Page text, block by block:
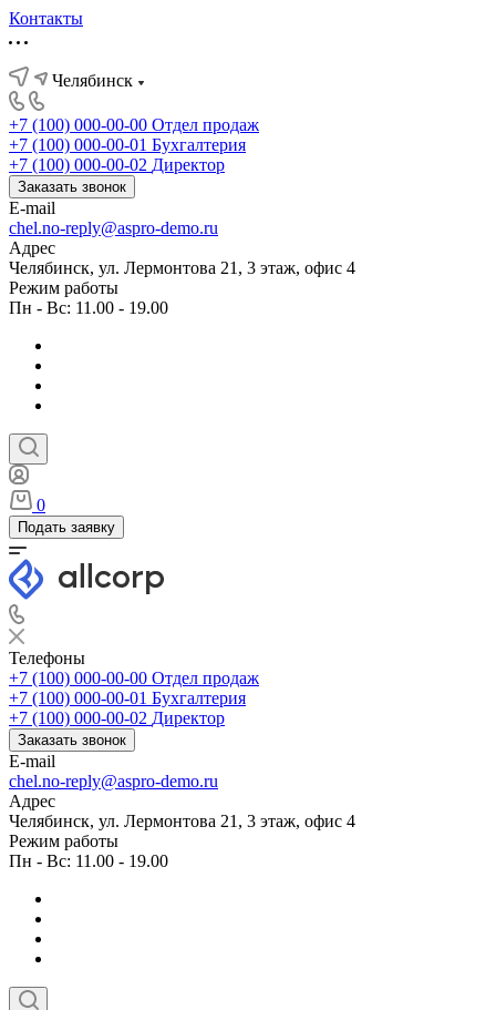
Контакты
Челябинск
+7 (100) 000-00-00 Отдел продаж
+7 (100) 000-00-01 Бухгалтерия
+7 (100) 000-00-02 Директор
Заказать звонок
E-mail
chel.no-reply@aspro-demo.ru
Адрес
Челябинск, ул. Лермонтова 21, 3 этаж, офис 4
Режим работы
Пн - Вс: 11.00 - 19.00
0
Подать заявку
Телефоны
+7 (100) 000-00-00 Отдел продаж
+7 (100) 000-00-01 Бухгалтерия
+7 (100) 000-00-02 Директор
Заказать звонок
E-mail
chel.no-reply@aspro-demo.ru
Адрес
Челябинск, ул. Лермонтова 21, 3 этаж, офис 4
Режим работы
Пн - Вс: 11.00 - 19.00